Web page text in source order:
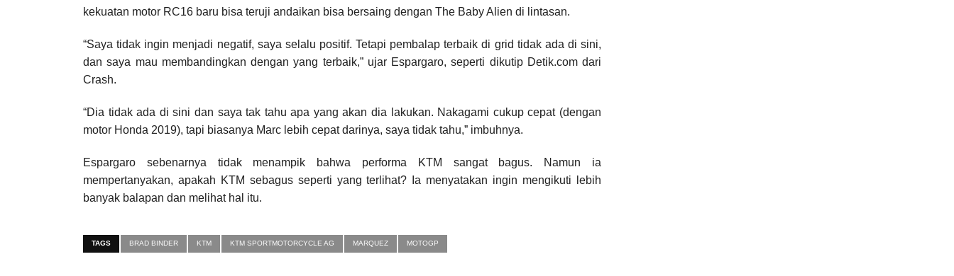
kekuatan motor RC16 baru bisa teruji andaikan bisa bersaing dengan The Baby Alien di lintasan.
“Saya tidak ingin menjadi negatif, saya selalu positif. Tetapi pembalap terbaik di grid tidak ada di sini,
dan saya mau membandingkan dengan yang terbaik,” ujar Espargaro, seperti dikutip Detik.com dari
Crash.
“Dia tidak ada di sini dan saya tak tahu apa yang akan dia lakukan. Nakagami cukup cepat (dengan
motor Honda 2019), tapi biasanya Marc lebih cepat darinya, saya tidak tahu,” imbuhnya.
Espargaro sebenarnya tidak menampik bahwa performa KTM sangat bagus. Namun ia
mempertanyakan, apakah KTM sebagus seperti yang terlihat? Ia menyatakan ingin mengikuti lebih
banyak balapan dan melihat hal itu.
TAGS BRAD BINDER KTM KTM SPORTMOTORCYCLE AG MARQUEZ MOTOGP